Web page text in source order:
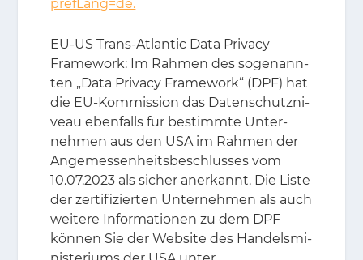
prefLang=de.
EU-US Trans-At­lan­tic Data Pri­va­cy
Frame­work: Im Rah­men des so­ge­nann­
ten „Data Pri­va­cy Frame­work“ (DPF) hat
die EU-Kom­mis­si­on das Da­ten­schutz­ni­
veau eben­falls für be­stimm­te Un­ter­
neh­men aus den USA im Rah­men der
An­ge­mes­sen­heits­be­schlus­ses vom
10.07.2023 als si­cher an­er­kannt. Die Lis­te
der zer­ti­fi­zier­ten Un­ter­neh­men als auch
wei­te­re In­for­ma­tio­nen zu dem DPF
kön­nen Sie der Web­site des Han­dels­mi­